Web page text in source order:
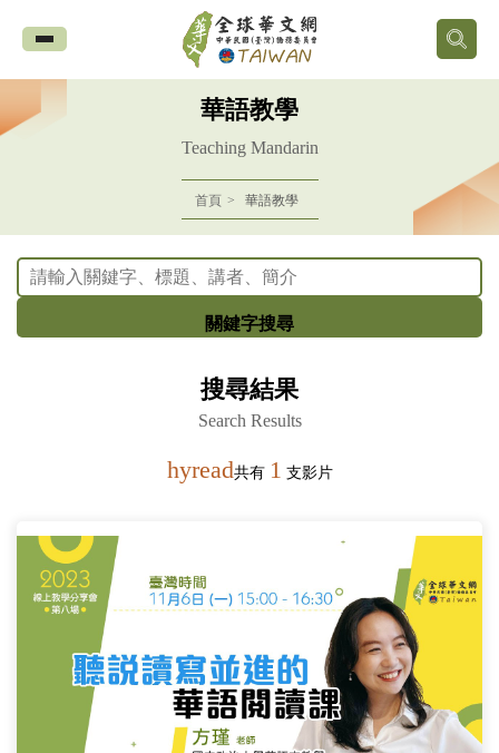
全
球
華
網
中
灣)
華語教學
Teaching Mandarin
首頁 華語教學
關鍵字搜尋
搜尋結果
Search Results
hyread共有 1 支影片